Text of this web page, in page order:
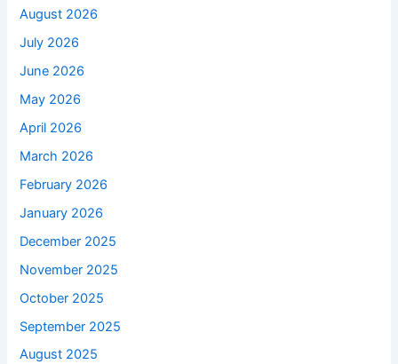
August 2026
July 2026
June 2026
May 2026
April 2026
March 2026
February 2026
January 2026
December 2025
November 2025
October 2025
September 2025
August 2025